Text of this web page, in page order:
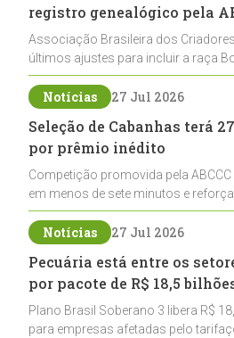
registro genealógico pela
Associação Brasileira dos
últimos ajustes para incluir a raça
de registros, abrindo caminho para
pecuária nacional
Notícias 27 Jul 2026
Seleção de Cabanhas terá
por prêmio inédito
Competição promovida pela
em menos de sete minutos e
cabanhas na seleção genética de
ao laço
Notícias 27 Jul 2026
Pecuária está entre os
por pacote de R$ 18,5
Plano Brasil Soberano 3 libera R$
para empresas afetadas pelo